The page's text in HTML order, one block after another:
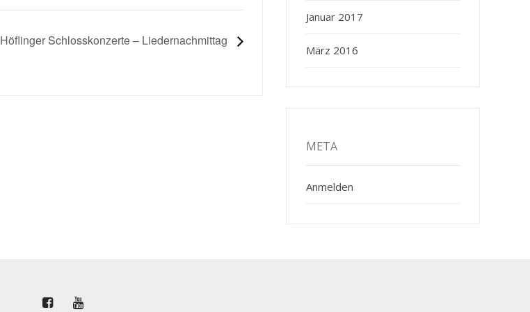
Höflinger Schlosskonzerte – Liedernachmittag
Januar 2017
März 2016
META
Anmelden